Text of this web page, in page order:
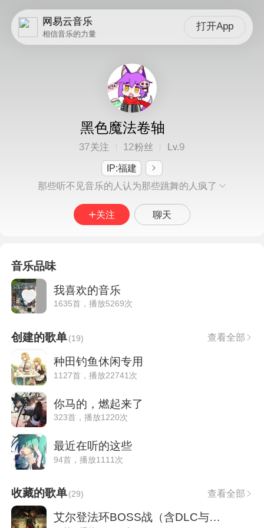
网易云音乐
相信音乐的力量
打开App
黑色魔法卷轴
37关注 12粉丝 Lv.9
IP:福建
那些听不见音乐的人认为那些跳舞的人疯了
关注 聊天
音乐品味
我喜欢的音乐
1635首，播放5269次
创建的歌单(19) 查看全部
种田钓鱼休闲专用
1127首，播放22741次
你马的，燃起来了
323首，播放1220次
最近在听的这些
94首，播放1111次
收藏的歌单(29) 查看全部
艾尔登法环BOSS战（含DLC与黑夜君临)